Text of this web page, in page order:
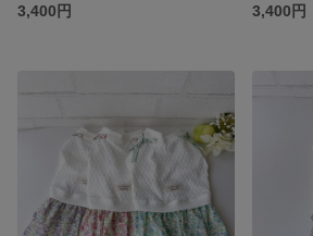
3,400円
3,400円